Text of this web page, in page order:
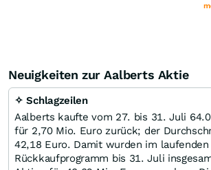
Neuigkeiten zur Aalberts Aktie
✧ Schlagzeilen
Aalberts kaufte vom 27. bis 31. Juli
für 2,70 Mio. Euro zurück; der
42,18 Euro. Damit wurden im laufenden
Rückkaufprogramm bis 31. Juli